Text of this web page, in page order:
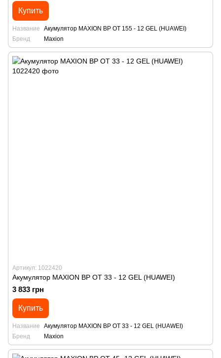
Купить
Название
Акумулятор MAXION BP OT 155 - 12 GEL (HUAWEI)
Бренд
Maxion
Артикул: 1022420
Акумулятор MAXION BP OT 33 - 12 GEL (HUAWEI)
3 833 грн
Купить
Название
Акумулятор MAXION BP OT 33 - 12 GEL (HUAWEI)
Бренд
Maxion